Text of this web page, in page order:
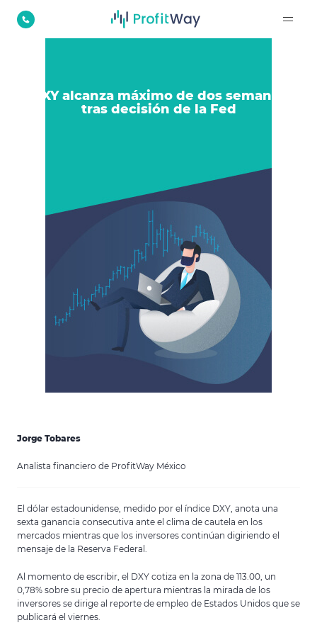
DXY alcanza máximo de dos semanas
tras decisión de la Fed
Jorge Tobares
Analista financiero de ProfitWay México
El dólar estadounidense, medido por el índice DXY, anota una
sexta ganancia consecutiva ante el clima de cautela en los
mercados mientras que los inversores continúan digiriendo el
mensaje de la Reserva Federal.
Al momento de escribir, el DXY cotiza en la zona de 113.00, un
0,78% sobre su precio de apertura mientras la mirada de los
inversores se dirige al reporte de empleo de Estados Unidos que se
publicará el viernes.